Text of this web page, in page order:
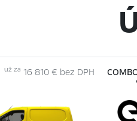
už za 16 810 € bez DPH